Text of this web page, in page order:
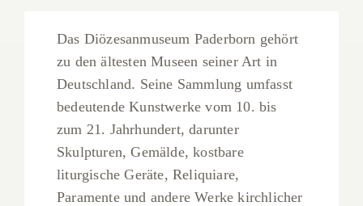
Das Diözesanmuseum Paderborn gehört
zu den ältesten Museen seiner Art in
Deutschland. Seine Sammlung umfasst
bedeutende Kunstwerke vom 10. bis
zum 21. Jahrhundert, darunter
Skulpturen, Gemälde, kostbare
liturgische Geräte, Reliquiare,
Paramente und andere Werke kirchlicher